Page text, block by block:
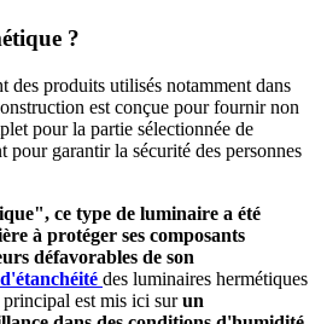
?
des produits utilisés notamment dans
est conçue pour fournir non
pour la partie sélectionnée de
pour garantir la sécurité des personnes
ce type de luminaire a été
à protéger ses composants
défavorables de son
des luminaires hermétiques
est mis ici surun